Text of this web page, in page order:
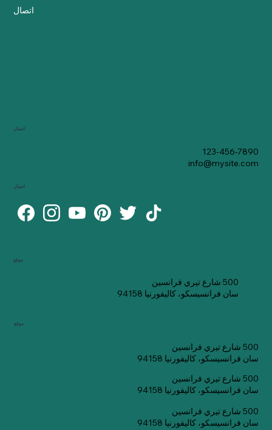
اتصال
موقع
500 شارع تيري فرانسين
سان فرانسيسكو، كاليفورنيا 94158
موقع
500 شارع تيري فرانسين
سان فرانسيسكو، كاليفورنيا 94158
500 شارع تيري فرانسين
سان فرانسيسكو، كاليفورنيا 94158
500 شارع تيري فرانسين
سان فرانسيسكو، كاليفورنيا 94158
اتصال
123-456-7890
info@mysite.com
اتصال